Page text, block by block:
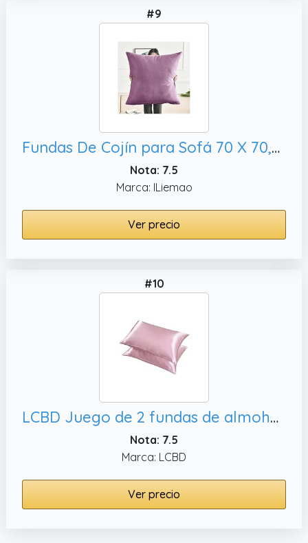
#9
Fundas De Cojín para Sofá 70 X 70,60x60cm 24x24 in)
Nota: 7.5
Marca: ILiemao
Ver precio
#10
LCBD Juego de 2 fundas de almohada de satén sedoso para cabello y piel, color rosa
Nota: 7.5
Marca: LCBD
Ver precio